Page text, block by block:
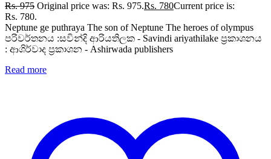
Rs.975 Original price was: Rs. 975.Rs. 780Current price is:
Rs. 780.
Neptune ge puthraya The son of Neptune The heroes of olympus
පරිවර්තනය :සවින්දි ආරියතිලක - Savindi ariyathilake ප්‍රකාශනය
: ආශිර්වාද ප්‍රකාශන - Ashirwada publishers
Read more